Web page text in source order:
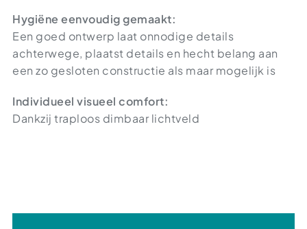
Hygiëne eenvoudig gemaakt:
Een goed ontwerp laat onnodige details
achterwege, plaatst details en hecht belang aan
een zo gesloten constructie als maar mogelijk is
Individueel visueel comfort:
Dankzij traploos dimbaar lichtveld